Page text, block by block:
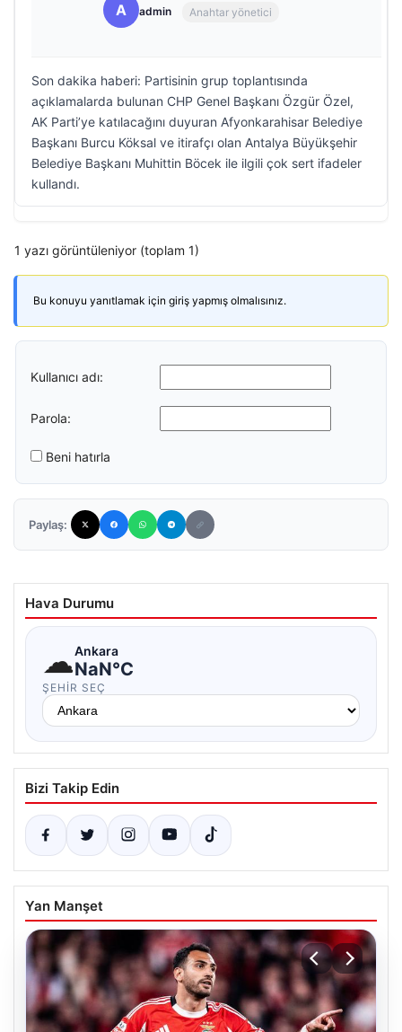
A admin Anahtar yönetici
Son dakika haberi: Partisinin grup toplantısında
açıklamalarda bulunan CHP Genel Başkanı Özgür Özel,
AK Parti’ye katılacağını duyuran Afyonkarahisar Belediye
Başkanı Burcu Köksal ve itirafçı olan Antalya Büyükşehir
Belediye Başkanı Muhittin Böcek ile ilgili çok sert ifadeler
kullandı.
1 yazı görüntüleniyor (toplam 1)
Bu konuyu yanıtlamak için giriş yapmış olmalısınız.
Kullanıcı adı:
Parola:
Beni hatırla
Paylaş:
Hava Durumu
☁Ankara
NaN°C
ŞEHIR SEÇ
Bizi Takip Edin
Yan Manşet